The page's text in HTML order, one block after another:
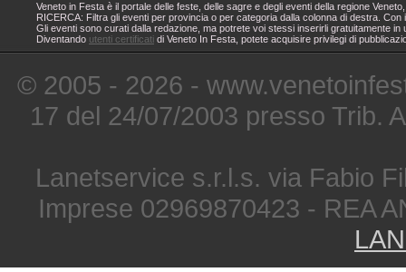
Veneto in Festa è il portale delle feste, delle sagre e degli eventi della regione
RICERCA: Filtra gli eventi per provincia o per categoria dalla colonna di destra.
Gli eventi sono curati dalla redazione, ma potrete voi stessi inserirli gratuitamente
Diventando utenti certificati di Veneto In Festa, potete acquisire privilegi di
© 2005 - 2026 -
17 del 24/07/2003 presso Trib.
Lanetservice s.r.l.s. via Fabio
Imprese 02969870423 - REA